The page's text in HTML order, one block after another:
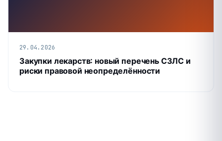
29.04.2026
Закупки лекарств: новый перечень СЗЛС и
риски правовой неопределённости